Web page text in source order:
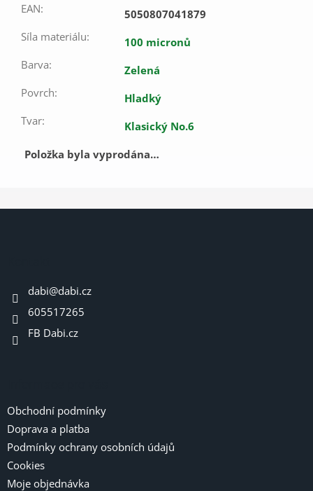
EAN:
5050807041879
Síla materiálu:
100 micronů
Barva:
Zelená
Povrch:
Hladký
Tvar:
Klasický No.6
Položka byla vyprodána…
dabi@dabi.cz
605517265
FB Dabi.cz
Obchodní podmínky
Doprava a platba
Podmínky ochrany osobních údajů
Cookies
Moje objednávka